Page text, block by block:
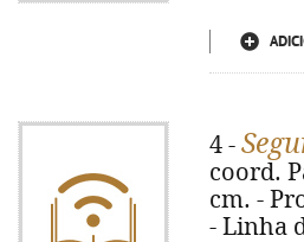
4 -
coord.
cm. -
- Linha